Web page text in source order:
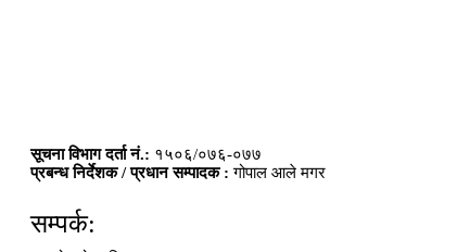
सूचना विभाग दर्ता नं.: १५०६/०७६-०७७
प्रबन्ध निर्देशक / प्रधान सम्पादक : गोपाल आले मगर
सम्पर्क: